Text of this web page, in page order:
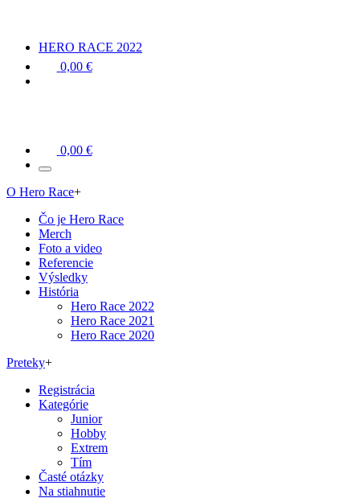
HERO RACE 2022
0,00 €
0,00 €
O Hero Race+
Čo je Hero Race
Merch
Foto a video
Referencie
Výsledky
História
Hero Race 2022
Hero Race 2021
Hero Race 2020
Preteky+
Registrácia
Kategórie
Junior
Hobby
Extrem
Tím
Časté otázky
Na stiahnutie